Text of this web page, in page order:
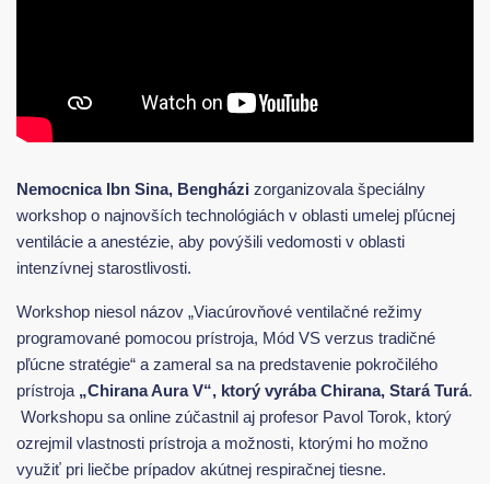
Nemocnica Ibn Sina, Bengházi zorganizovala špeciálny
workshop o najnovších technológiách v oblasti umelej pľúcnej
ventilácie a anestézie, aby povýšili vedomosti v oblasti
intenzívnej starostlivosti.
Workshop niesol názov „Viacúrovňové ventilačné režimy
programované pomocou prístroja, Mód VS verzus tradičné
pľúcne stratégie“ a zameral sa na predstavenie pokročilého
prístroja „Chirana Aura V“, ktorý vyrába Chirana, Stará Turá.
Workshopu sa online zúčastnil aj profesor Pavol Torok, ktorý
ozrejmil vlastnosti prístroja a možnosti, ktorými ho možno
využiť pri liečbe prípadov akútnej respiračnej tiesne.